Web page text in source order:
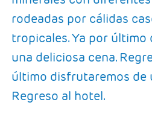
rodeadas por cálidas
tropicales. Ya por
una deliciosa cena.
último disfrutaremos de
Regreso al hotel.